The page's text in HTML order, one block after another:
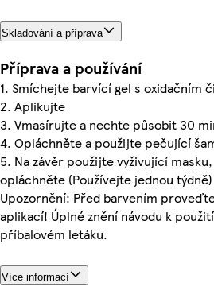
Skladování a příprava
Příprava a používání
1. Smíchejte barvící gel s oxidačním
2. Aplikujte
3. Vmasírujte a nechte působit 30
4. Opláchněte a použijte pečující
5. Na závěr použijte vyživující
opláchněte (Používejte jednou týdně)
Upozornění: Před barvením
aplikací! Úplné znění návodu k
příbalovém letáku.
Více informací